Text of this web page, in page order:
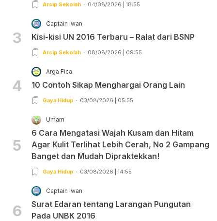
Arsip Sekolah 04/08/2026 | 18:55
3
Captain Iwan
Kisi-kisi UN 2016 Terbaru – Ralat dari BSNP
Arsip Sekolah 08/08/2026 | 09:55
4
Arga Fica
10 Contoh Sikap Menghargai Orang Lain
Gaya Hidup 03/08/2026 | 05:55
5
Umam
6 Cara Mengatasi Wajah Kusam dan Hitam
Agar Kulit Terlihat Lebih Cerah, No 2 Gampang
Banget dan Mudah Dipraktekkan!
Gaya Hidup 03/08/2026 | 14:55
6
Captain Iwan
Surat Edaran tentang Larangan Pungutan
Pada UNBK 2016